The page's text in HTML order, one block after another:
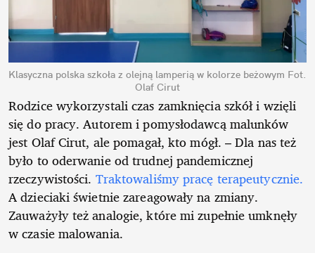
Klasyczna polska szkoła z olejną lamperią w kolorze beżowym Fot.
Olaf Cirut
Rodzice wykorzystali czas zamknięcia szkół i wzięli
się do pracy. Autorem i pomysłodawcą malunków
jest Olaf Cirut, ale pomagał, kto mógł. – Dla nas też
było to oderwanie od trudnej pandemicznej
rzeczywistości. Traktowaliśmy pracę terapeutycznie.
A dzieciaki świetnie zareagowały na zmiany.
Zauważyły też analogie, które mi zupełnie umknęły
w czasie malowania.